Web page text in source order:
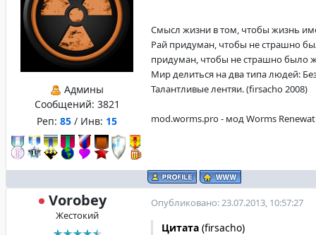
Админы
Сообщений: 3821
Реп: 85 / Инв: 15
Смысл жизни в том, чтобы жизнь
Рай придуман, чтобы не страшно
придуман, чтобы не страшно было
Мир делиться на два типа людей:
Талантливые лентяи. (firsacho 2008)
mod.worms.pro - мод Worms
Vorobey
Жестокий
Опубликовано: 23.07.2013, 10:57:27
Цитата (firsacho)